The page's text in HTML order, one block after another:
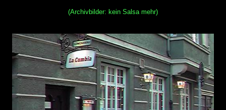
(Archivbilder: kein Salsa mehr)